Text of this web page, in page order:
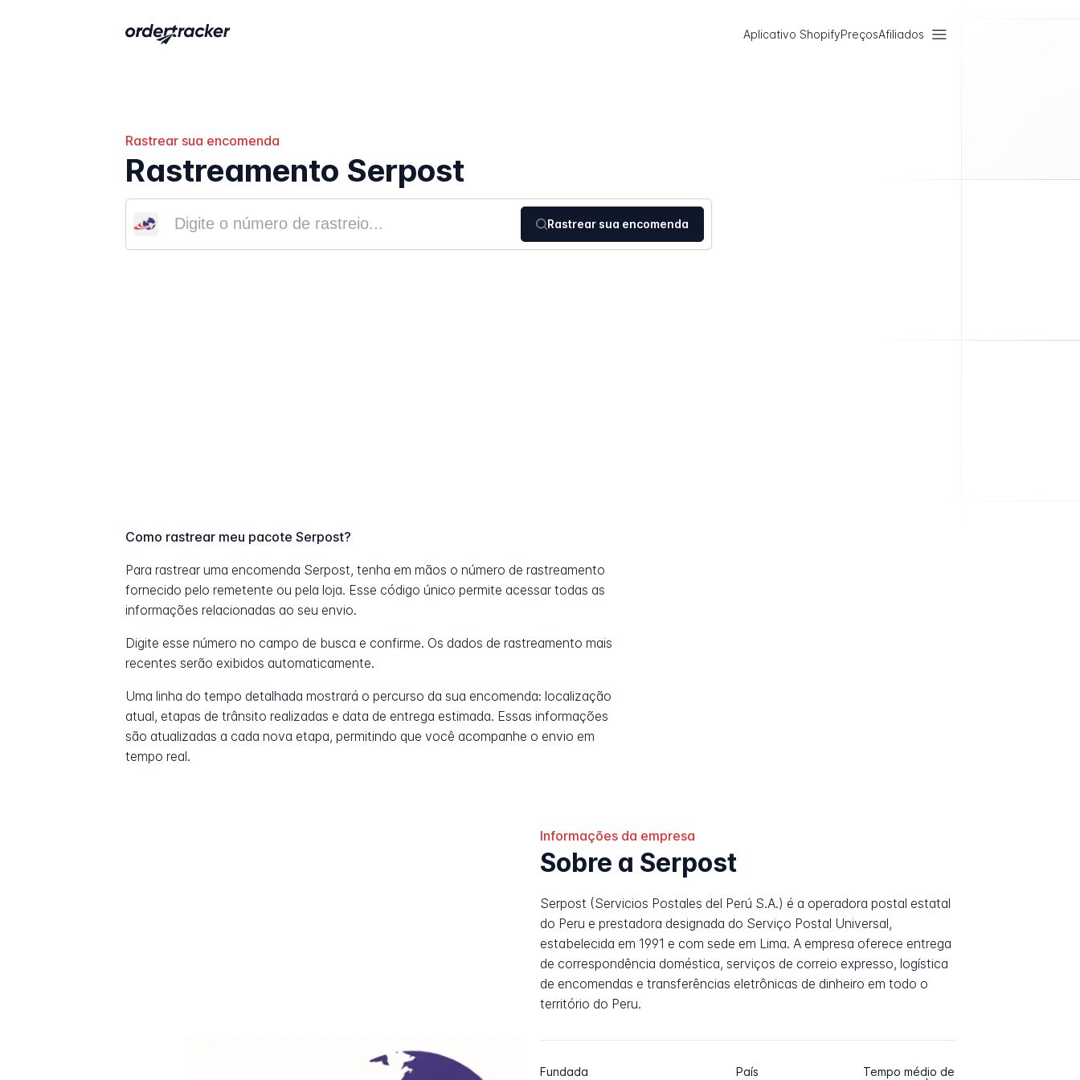
Aplicativo ShopifyPreçosAfiliados
Rastrear sua encomenda
Rastreamento Serpost
Rastrear sua encomenda
Como rastrear meu pacote Serpost?
Para rastrear uma encomenda Serpost, tenha em mãos o número de rastreamento
fornecido pelo remetente ou pela loja. Esse código único permite acessar todas as
informações relacionadas ao seu envio.
Digite esse número no campo de busca e confirme. Os dados de rastreamento mais
recentes serão exibidos automaticamente.
Uma linha do tempo detalhada mostrará o percurso da sua encomenda: localização
atual, etapas de trânsito realizadas e data de entrega estimada. Essas informações
são atualizadas a cada nova etapa, permitindo que você acompanhe o envio em
tempo real.
Informações da empresa
Sobre a Serpost
Serpost (Servicios Postales del Perú S.A.) é a operadora postal estatal
do Peru e prestadora designada do Serviço Postal Universal,
estabelecida em 1991 e com sede em Lima. A empresa oferece entrega
de correspondência doméstica, serviços de correio expresso, logística
de encomendas e transferências eletrônicas de dinheiro em todo o
território do Peru.
Fundada País Tempo médio de